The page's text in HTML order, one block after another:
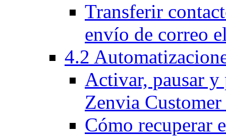
Transferir
envío de correo
4.2
Activar, pausar y
Zenvia
Cómo recuperar